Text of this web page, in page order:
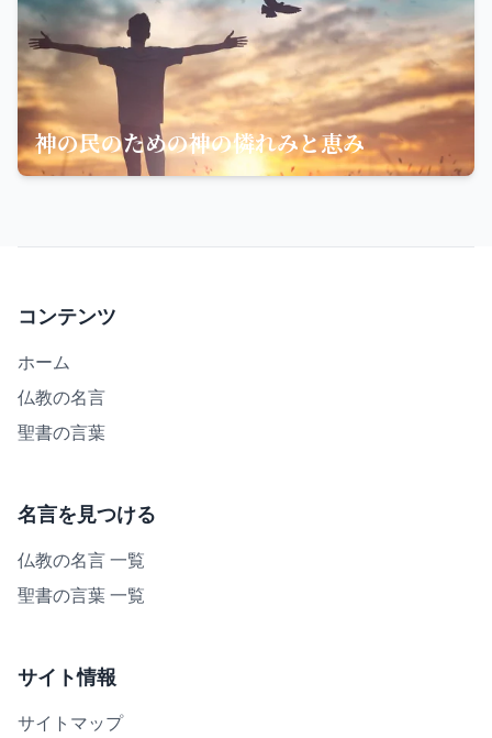
神の民のための神の憐れみと恵み
コンテンツ
ホーム
仏教の名言
聖書の言葉
名言を見つける
仏教の名言 一覧
聖書の言葉 一覧
サイト情報
サイトマップ